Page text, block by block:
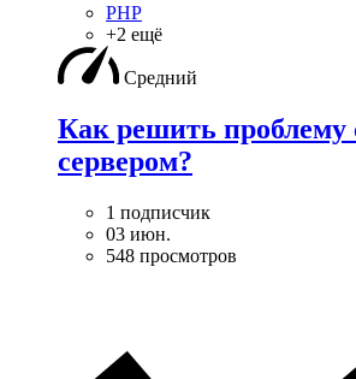
PHP
+2 ещё
Средний
Как решить проблему
сервером?
1 подписчик
03 июн.
548 просмотров